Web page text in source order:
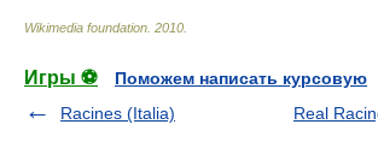
Wikimedia foundation 2010
Игры ⚽
Поможем написать курсовую
Racines (Italia)
Real